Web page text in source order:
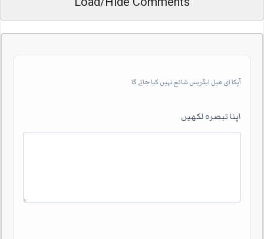
آپکا ای میل ایڈریس شائع نہیں کیا جائے گا
اپنا تبصرہ لکھیں